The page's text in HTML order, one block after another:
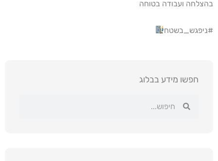
בהצלחה ועבודה בטוחה
#ניפגש_בשטח
חפשו מידע בבלוג